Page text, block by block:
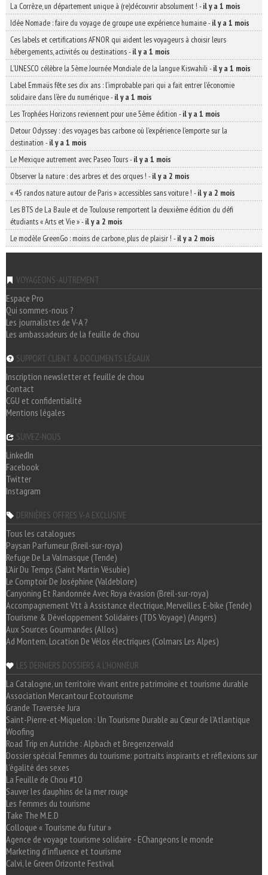
La Corrèze, un département unique à (re)découvrir absolument ! -il y a 1 mois
Idée Nomade : faire du voyage de groupe une expérience humaine-il y a 1 mois
Ces labels et certifications AFNOR qui aident les voyageurs à choisir leurs
hébergements, activités ou destinations-il y a 1 mois
L’UNESCO célèbre la 5ème Journée Mondiale de la langue Kiswahili -il y a 1 mois
Label Emmaüs fête ses dix ans : l’improbable pari qui a fait entrer l’économie
solidaire dans l’ère du numérique-il y a 1 mois
Les Trophées Horizons reviennent pour une 5ème édition -il y a 1 mois
Detour Odyssey : des voyages bas carbone où l’expérience l’emporte sur la
destination -il y a 1 mois
Le Mexique autrement avec Paseo Tours-il y a 1 mois
Observer la nature : des arbres et des orques ! -il y a 2 mois
« 45 randos nature autour de Paris » accessibles sans voiture ! -il y a 2 mois
Les BTS de La Baule et de Toulouse remportent la deuxième édition du défi
étudiants « Arts et Vie »-il y a 2 mois
Le modèle GreenGo : moins de carbone, plus de plaisir ! -il y a 2 mois
VOYAGEONS-AUTREMENT
Espace Pro
Qui sommes-nous ?
Les journalistes de V-A ?
Les ambassadeurs de la feuille de chou
SUPPORT CLIENT & DOCUMENTS LÉGAUX
Inscription newsletter et feuille de chou
Contact
CGU et confidentialité
Mentions légales
SUIVEZ-NOUS
LinkedIn
Facebook
Twitter
Instagram
DERNIÈRES OFFRES V-A EXCLUSIVE
Tous les catalogues
Paysan Parfumeur (Breil-sur-roya)
Refuge De La Valmasque (Tende)
L'Air Du Temps (Saint Martin Vésubie)
Le Comptoir De Joséphine (Valdeblore)
Canyoning Et Randonnée Avec Roya évasion (Breil-sur-roya)
Accompagnement Vtt à Assistance électrique, Merveilles E-bike (Tende)
Tourisme & Développement Solidaires (TDS Voyage) (Angers)
Aux Sources Gourmandes (Allos)
Ad Montem, Location De Vélos électriques (Colmars Les Alpes)
LES DERNIERS DOSSIERS A L'HONNEUR
La Catalogne, un territoire vivant entre patrimoine et tourisme durable
Association Mercantour Ecotourisme
Grande Traversée Jura
Saint-Pierre-et-Miquelon : Un Tourisme Durable au Cœur de l'Atlantique
Woofing
Road Trip en Autriche : Alpbach et Bregenzerwald
Dossier spécial Femmes du tourisme: portraits inspirants et réflexions sur
l'égalité des sexes
La Feuille de Chou #10
Sauver les dauphins de la mer rouge
Les femmes du tourisme
Take The M.E.D
Colloque « Tourisme du futur »
Agence de voyage tourisme solidaire - EChangeons le monde
Marketing d'influence et tourisme
Calvi, le Green Orizonte Festival